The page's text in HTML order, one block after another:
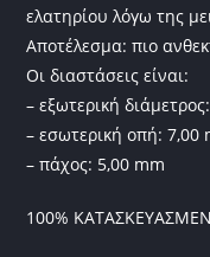
ελατηρίου λόγω της
Αποτέλεσμα: πιο
Οι διαστάσεις είναι:
– εξωτερική
– εσωτερική οπή: 7,00
– πάχος: 5,00 mm
100%